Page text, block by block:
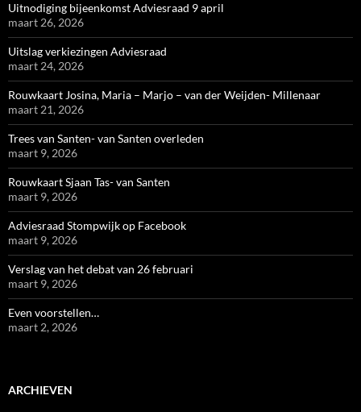
Uitnodiging bijeenkomst Adviesraad 9 april
maart 26, 2026
Uitslag verkiezingen Adviesraad
maart 24, 2026
Rouwkaart Josina, Maria – Marjo – van der Weijden- Millenaar
maart 21, 2026
Trees van Santen- van Santen overleden
maart 9, 2026
Rouwkaart Sjaan Tas- van Santen
maart 9, 2026
Adviesraad Stompwijk op Facebook
maart 9, 2026
Verslag van het debat van 26 februari
maart 9, 2026
Even voorstellen…
maart 2, 2026
ARCHIEVEN